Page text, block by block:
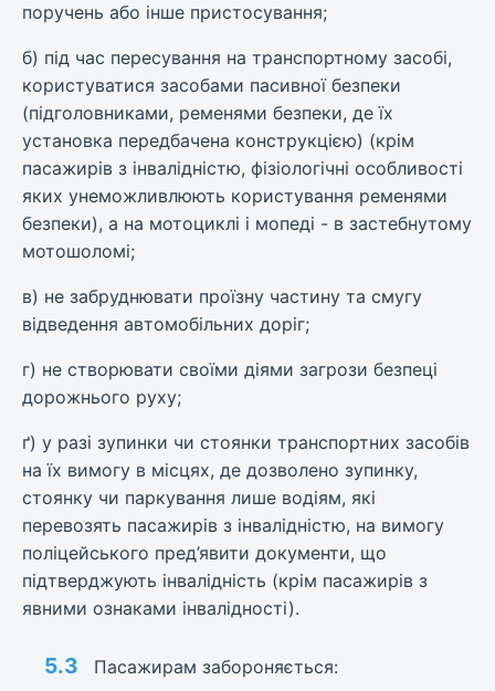
поручень або інше пристосування;
б) під час пересування на транспортному засобі,
користуватися засобами пасивної безпеки
(підголовниками, ременями безпеки, де їх
установка передбачена конструкцією) (крім
пасажирів з інвалідністю, фізіологічні особливості
яких унеможливлюють користування ременями
безпеки), а на мотоциклі і мопеді - в застебнутому
мотошоломі;
в) не забруднювати проїзну частину та смугу
відведення автомобільних доріг;
г) не створювати своїми діями загрози безпеці
дорожнього руху;
ґ) у разі зупинки чи стоянки транспортних засобів
на їх вимогу в місцях, де дозволено зупинку,
стоянку чи паркування лише водіям, які
перевозять пасажирів з інвалідністю, на вимогу
поліцейського пред’явити документи, що
підтверджують інвалідність (крім пасажирів з
явними ознаками інвалідності).
5.3 Пасажирам забороняється: